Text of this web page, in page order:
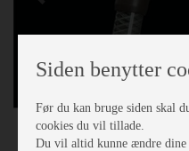
Siden benytter
Før du kan bruge siden skal
cookies du vil tillade.
Du vil altid kunne ændre